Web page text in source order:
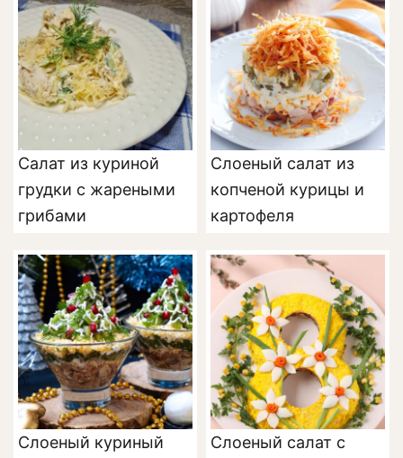
Салат из куриной
грудки с жареными
грибами
Слоеный салат из
копченой курицы и
картофеля
Слоеный куриный
Слоеный салат с